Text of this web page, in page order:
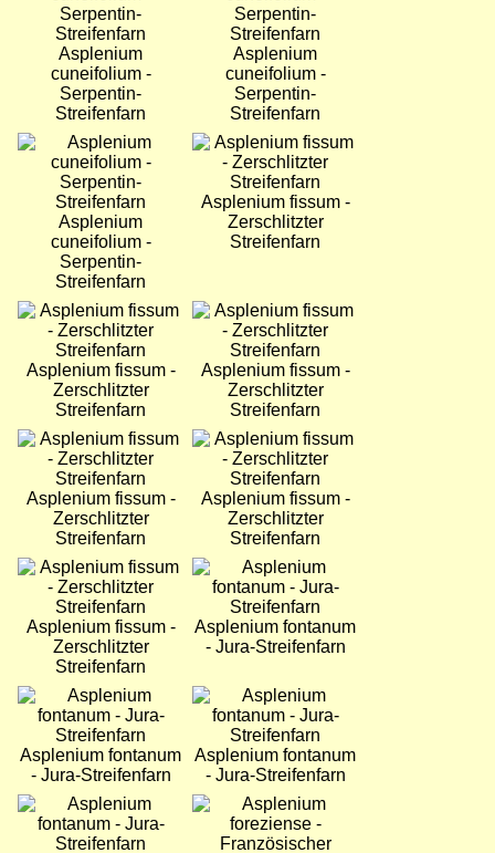
Asplenium
cuneifolium -
Serpentin-
Streifenfarn
Asplenium
cuneifolium -
Serpentin-
Streifenfarn
Bild
Asplenium
cuneifolium -
Serpentin-
Streifenfarn
Bild
Asplenium fissum -
Zerschlitzter
Streifenfarn
Bild
Asplenium fissum -
Zerschlitzter
Streifenfarn
Bild
Asplenium fissum -
Zerschlitzter
Streifenfarn
Bild
Asplenium fissum -
Zerschlitzter
Streifenfarn
Bild
Asplenium fissum -
Zerschlitzter
Streifenfarn
Bild
Asplenium fissum -
Zerschlitzter
Streifenfarn
Bild
Asplenium fontanum
- Jura-Streifenfarn
Bild
Asplenium fontanum
- Jura-Streifenfarn
Bild
Asplenium fontanum
- Jura-Streifenfarn
Bild
Bild